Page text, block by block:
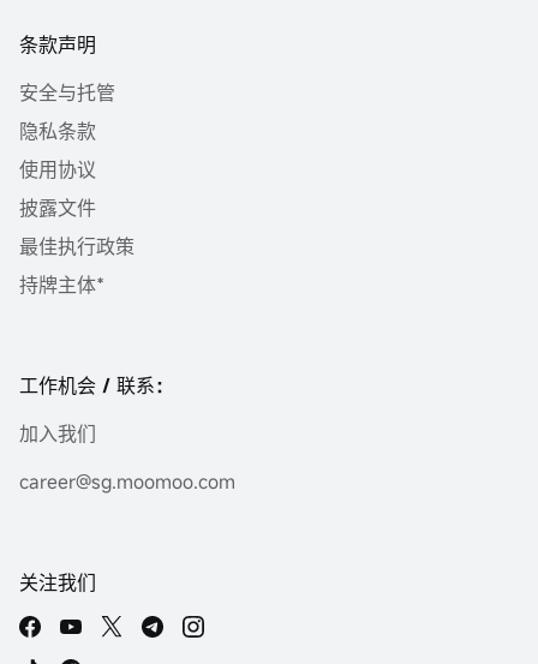
条款声明
安全与托管
隐私条款
使用协议
披露文件
最佳执行政策
持牌主体*
工作机会 / 联系：
加入我们
career@sg.moomoo.com
关注我们